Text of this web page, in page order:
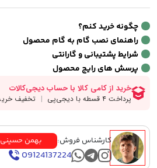
چگونه خرید کنم؟
راهنمای نصب گام به گام محصول
شرایط پشتیبانی و گارانتی
پرسش های رایج محصول
کارشناس فروش: بهمن حسینی
09124137224